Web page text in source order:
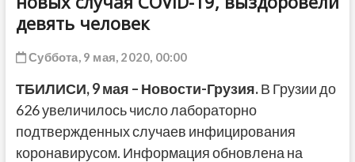
девять человек
Суббота, 9 мая, 2020, 00:00
ТБИЛИСИ, 9 мая – Новости-Грузия.В Грузии до
626 увеличилось число лабораторно
подтвержденных случаев инфицирования
коронавирусом. Информация обновлена на